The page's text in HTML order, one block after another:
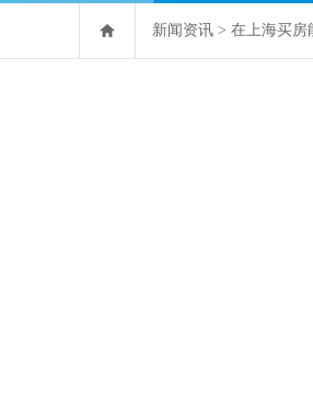
新闻资讯 > 在上海买房